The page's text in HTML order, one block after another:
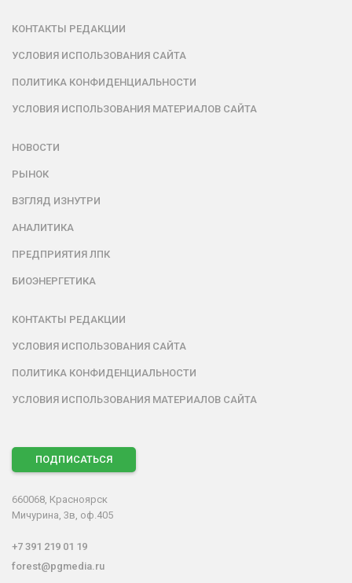
КОНТАКТЫ РЕДАКЦИИ
УСЛОВИЯ ИСПОЛЬЗОВАНИЯ САЙТА
ПОЛИТИКА КОНФИДЕНЦИАЛЬНОСТИ
УСЛОВИЯ ИСПОЛЬЗОВАНИЯ МАТЕРИАЛОВ САЙТА
НОВОСТИ
РЫНОК
ВЗГЛЯД ИЗНУТРИ
АНАЛИТИКА
ПРЕДПРИЯТИЯ ЛПК
БИОЭНЕРГЕТИКА
КОНТАКТЫ РЕДАКЦИИ
УСЛОВИЯ ИСПОЛЬЗОВАНИЯ САЙТА
ПОЛИТИКА КОНФИДЕНЦИАЛЬНОСТИ
УСЛОВИЯ ИСПОЛЬЗОВАНИЯ МАТЕРИАЛОВ САЙТА
ПОДПИСАТЬСЯ
660068, Красноярск
Мичурина, 3в, оф.405
+7 391 219 01 19
forest@pgmedia.ru